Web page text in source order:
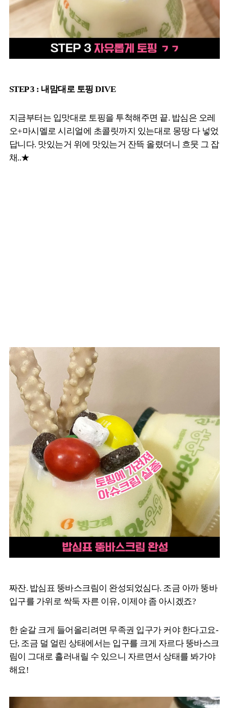
STEP 3 : 내맘대로 토핑 DIVE
지금부터는 입맛대로 토핑을 투척해주면 끝. 밥심은 오레
오+마시멜로 시리얼에 초콜릿까지 있는대로 몽땅 다 넣었
답니다. 맛있는거 위에 맛있는거 잔뜩 올렸더니 흐뭇 그 잡
채..★
짜잔. 밥심표 뚱바스크림이 완성되었심다. 조금 아까 뚱바
입구를 가위로 싹둑 자른 이유, 이제야 좀 아시겠죠?
한 숟갈 크게 들어올리려면 무족권 입구가 커야 한다고요-
단, 조금 덜 얼린 상태에서는 입구를 크게 자르다 뚱바스크
림이 그대로 흘러내릴 수 있으니 자르면서 상태를 봐가야
해요!